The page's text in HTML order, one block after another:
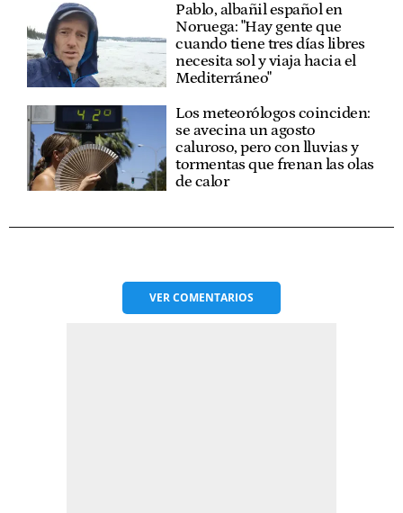
Pablo, albañil español en
Noruega: "Hay gente que
cuando tiene tres días libres
necesita sol y viaja hacia el
Mediterráneo"
Los meteorólogos coinciden:
se avecina un agosto
caluroso, pero con lluvias y
tormentas que frenan las olas
de calor
VERCOMENTARIOS